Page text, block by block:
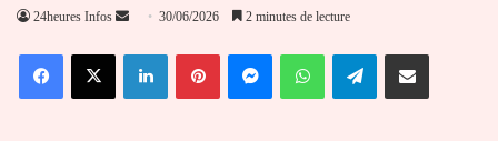
24heures Infos
Envoyer
courriel
30/06/2026 2 minutes de lecture
FacebookX LinkedinPinterestMessengerWhatsAppTelegramPartager par email